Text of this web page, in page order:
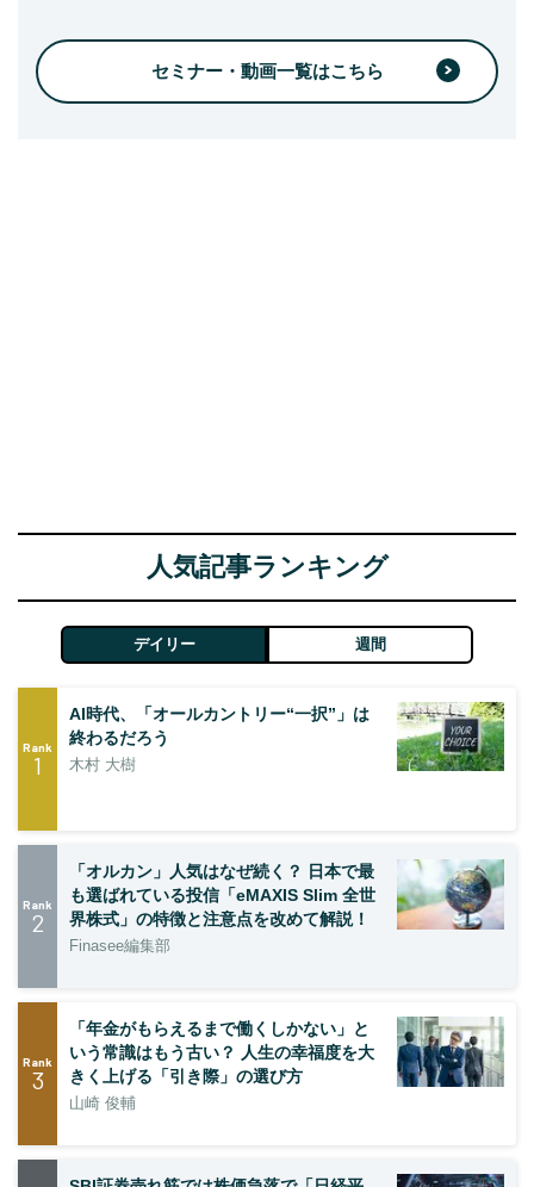
セミナー・動画一覧はこちら
人気記事ランキング
デイリー 週間
Rank
1
AI時代、「オールカントリー“一択”」は
終わるだろう
木村 大樹
Rank
2
「オルカン」人気はなぜ続く？ 日本で最
も選ばれている投信「eMAXIS Slim 全世
界株式」の特徴と注意点を改めて解説！
Finasee編集部
Rank
3
「年金がもらえるまで働くしかない」と
いう常識はもう古い？ 人生の幸福度を大
きく上げる「引き際」の選び方
山崎 俊輔